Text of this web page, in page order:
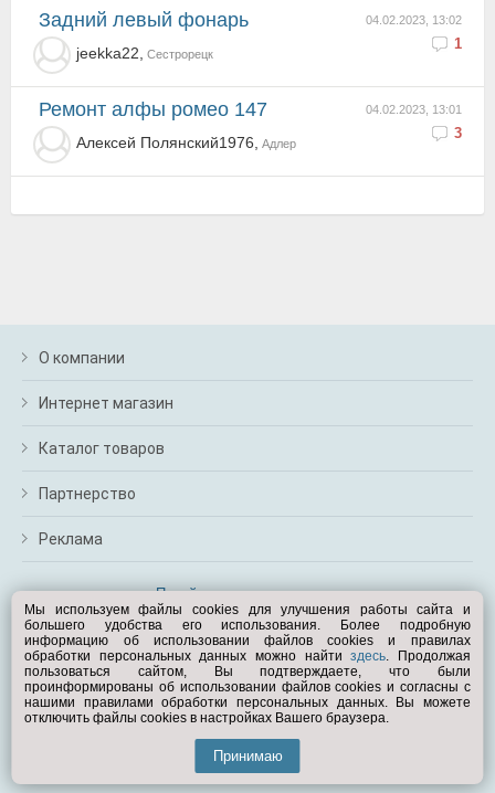
04.02.2023, 13:02
1
Задний левый фонарь
jeekka22, Сестрорецк
04.02.2023, 13:01
3
ремонт алфы ромео 147
Алексей Полянский1976, Адлер
О компании
Интернет магазин
Каталог товаров
Партнерство
Реклама
Перейти на полную версию
Вам помочь?
© Exist.ru 1998—2026
Мы используем файлы cookies для улучшения работы сайта и
большего удобства его использования. Более подробную
информацию об использовании файлов cookies и правилах
обработки персональных данных можно найтиздесь. Продолжая
пользоваться сайтом, Вы подтверждаете, что были
проинформированы об использовании файлов cookies и согласны с
нашими правилами обработки персональных данных. Вы можете
отключить файлы cookies в настройках Вашего браузера.
Принимаю